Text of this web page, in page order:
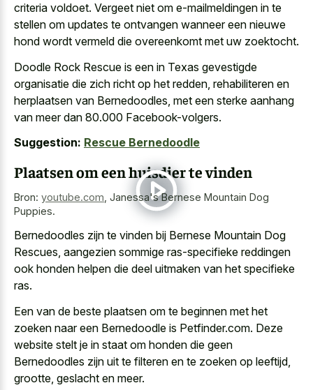
criteria voldoet. Vergeet niet om e-mailmeldingen in te
stellen om updates te ontvangen wanneer een nieuwe
hond wordt vermeld die overeenkomt met uw zoektocht.
Doodle Rock Rescue is een in Texas gevestigde
organisatie die zich richt op het redden, rehabiliteren en
herplaatsen van Bernedoodles, met een sterke aanhang
van meer dan 80.000 Facebook-volgers.
Suggestion: Rescue Bernedoodle
Plaatsen om een huisdier te vinden
Bron: youtube.com Janessa's Bernese Mountain Dog
Puppies.
Bernedoodles zijn te vinden bij Bernese Mountain Dog
Rescues, aangezien sommige ras-specifieke reddingen
ook honden helpen die deel uitmaken van het specifieke
ras.
Een van de beste plaatsen om te beginnen met het
zoeken naar een Bernedoodle is Petfinder.com. Deze
website stelt je in staat om honden die geen
Bernedoodles zijn uit te filteren en te zoeken op leeftijd,
grootte, geslacht en meer.